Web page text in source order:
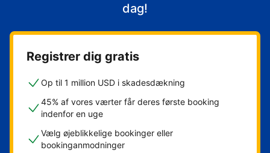
dag!
Registrer dig gratis
Op til 1 million USD i skadesdækning
45% af vores værter får deres første booking
indenfor en uge
Vælg øjeblikkelige bookinger eller
bookinganmodninger